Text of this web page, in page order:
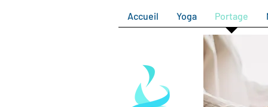
Accueil Yoga Portage